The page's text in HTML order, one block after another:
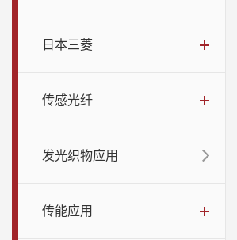
日本三菱
传感光纤
发光织物应用
传能应用